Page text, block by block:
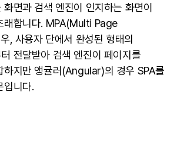
면과 검색 엔진이 인지하는 화면이
래합니다. MPA(Multi Page
, 사용자 단에서 완성된 형태의
전달받아 검색 엔진이 페이지를
하지만 앵귤러(Angular)의 경우 SPA를
입니다.